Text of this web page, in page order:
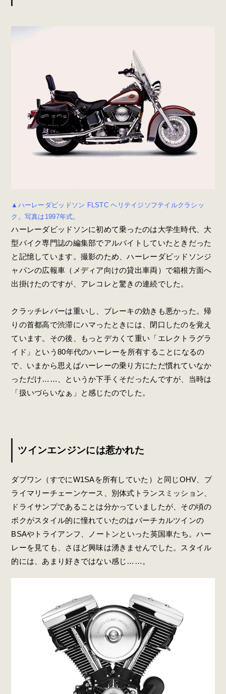
▲ハーレーダビッドソン FLSTC ヘリテイジソフテイルクラシッ
ク。写真は1997年式。
ハーレーダビッドソンに初めて乗ったのは大学生時代、大
型バイク専門誌の編集部でアルバイトしていたときだった
と記憶しています。撮影のため、ハーレーダビッドソンジ
ャパンの広報車（メディア向けの貸出車両）で箱根方面へ
出掛けたのですが、アレコレと驚きの連続でした。
クラッチレバーは重いし、ブレーキの効きも悪かった。帰
りの首都高で渋滞にハマったときには、閉口したのを覚え
ています。その後、もっとデカくて重い「エレクトラグラ
イド」という80年代のハーレーを所有することになるの
で、いまから思えばハーレーの乗り方にただ慣れていなか
っただけ……、というか下手くそだったんですが、当時は
「扱いづらいなぁ」と感じたのでした。
ツインエンジンには惹かれた
ダブワン（すでにW1SAを所有していた）と同じOHV、プ
ライマリーチェーンケース、別体式トランスミッション、
ドライサンプであることは分かっていましたが、その頃の
ボクがスタイル的に憧れていたのはバーチカルツインの
BSAやトライアンフ、ノートンといった英国車たち。ハー
レーを見ても、さほど興味は湧きませんでした。スタイル
的には、あまり好きではない感じ……。